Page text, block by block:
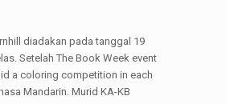
diadakan pada tanggal 19
Setelah The Book Week event
a coloring competition in each
Mandarin. Murid KA-KB